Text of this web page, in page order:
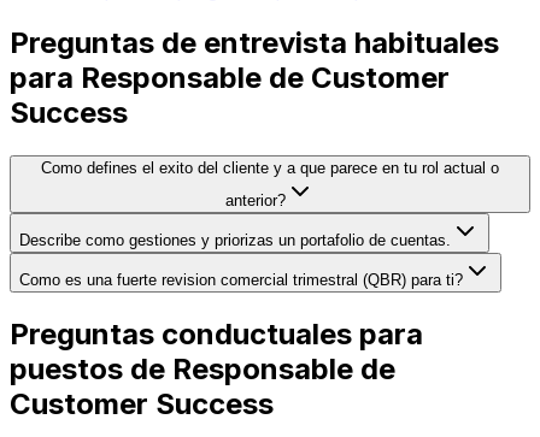
Preguntas de entrevista habituales
para Responsable de Customer
Success
Como defines el exito del cliente y a que parece en tu rol actual o
anterior?
Describe como gestiones y priorizas un portafolio de cuentas.
Como es una fuerte revision comercial trimestral (QBR) para ti?
Preguntas conductuales para
puestos de Responsable de
Customer Success